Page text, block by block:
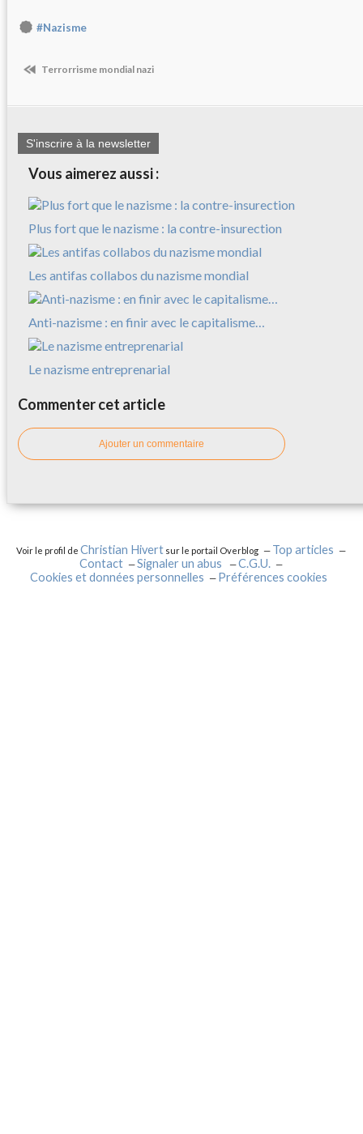
#Nazisme
Terrorrisme mondial nazi
S'inscrire à la newsletter
Vous aimerez aussi :
Plus fort que le nazisme : la contre-insurection
Les antifas collabos du nazisme mondial
Anti-nazisme : en finir avec le capitalisme…
Le nazisme entreprenarial
Commenter cet article
Ajouter un commentaire
Voir le profil deChristian Hivert sur le portail Overblog
Top articles
Contact
Signaler un abus
C.G.U.
Cookies et données personnelles
Préférences cookies